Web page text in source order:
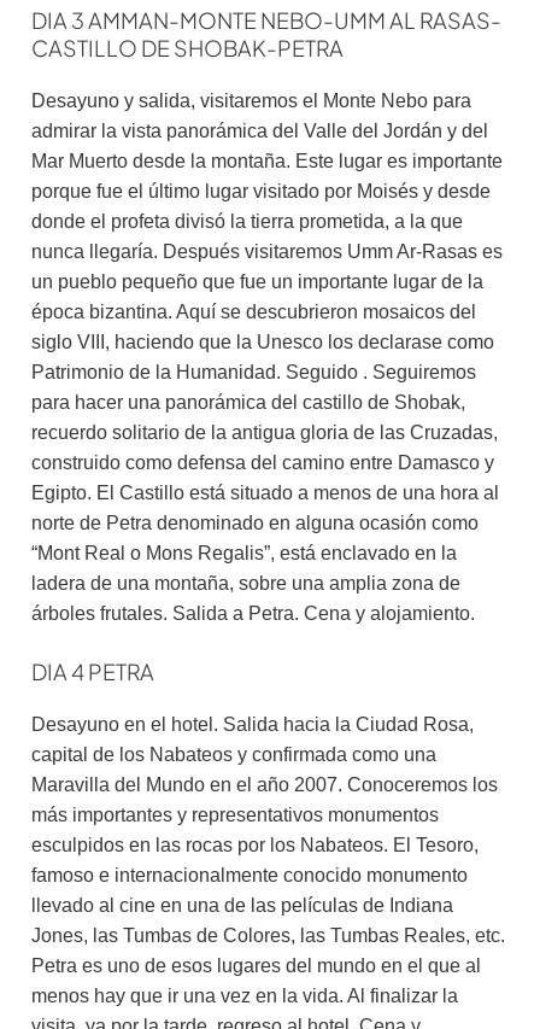
DIA 3 AMMAN-MONTE NEBO-UMM AL RASAS-
CASTILLO DE SHOBAK-PETRA
Desayuno y salida, visitaremos el Monte Nebo para
admirar la vista panorámica del Valle del Jordán y del
Mar Muerto desde la montaña. Este lugar es importante
porque fue el último lugar visitado por Moisés y desde
donde el profeta divisó la tierra prometida, a la que
nunca llegaría. Después visitaremos Umm Ar-Rasas es
un pueblo pequeño que fue un importante lugar de la
época bizantina. Aquí se descubrieron mosaicos del
siglo VIII, haciendo que la Unesco los declarase como
Patrimonio de la Humanidad. Seguido . Seguiremos
para hacer una panorámica del castillo de Shobak,
recuerdo solitario de la antigua gloria de las Cruzadas,
construido como defensa del camino entre Damasco y
Egipto. El Castillo está situado a menos de una hora al
norte de Petra denominado en alguna ocasión como
“Mont Real o Mons Regalis”, está enclavado en la
ladera de una montaña, sobre una amplia zona de
árboles frutales. Salida a Petra. Cena y alojamiento.
DIA 4 PETRA
Desayuno en el hotel. Salida hacia la Ciudad Rosa,
capital de los Nabateos y confirmada como una
Maravilla del Mundo en el año 2007. Conoceremos los
más importantes y representativos monumentos
esculpidos en las rocas por los Nabateos. El Tesoro,
famoso e internacionalmente conocido monumento
llevado al cine en una de las películas de Indiana
Jones, las Tumbas de Colores, las Tumbas Reales, etc.
Petra es uno de esos lugares del mundo en el que al
menos hay que ir una vez en la vida. Al finalizar la